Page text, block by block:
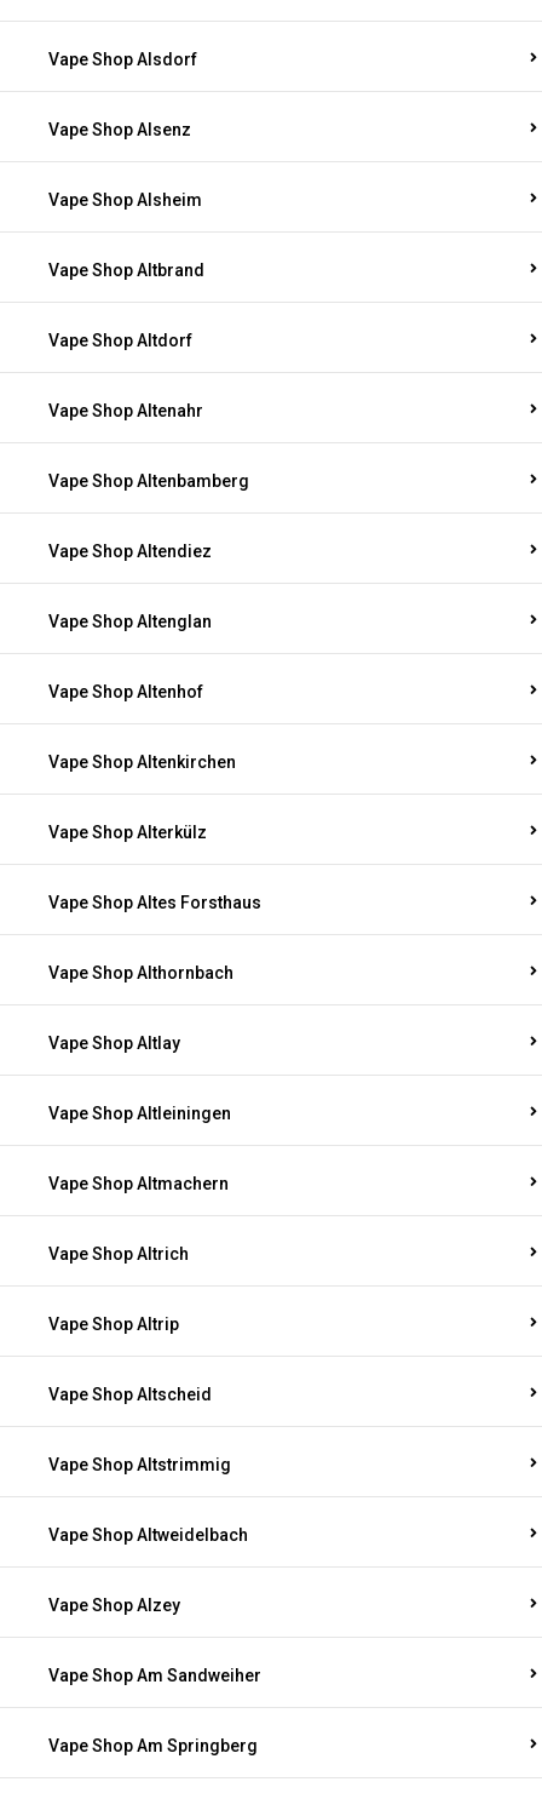
Vape Shop Alsdorf
Vape Shop Alsenz
Vape Shop Alsheim
Vape Shop Altbrand
Vape Shop Altdorf
Vape Shop Altenahr
Vape Shop Altenbamberg
Vape Shop Altendiez
Vape Shop Altenglan
Vape Shop Altenhof
Vape Shop Altenkirchen
Vape Shop Alterkülz
Vape Shop Altes Forsthaus
Vape Shop Althornbach
Vape Shop Altlay
Vape Shop Altleiningen
Vape Shop Altmachern
Vape Shop Altrich
Vape Shop Altrip
Vape Shop Altscheid
Vape Shop Altstrimmig
Vape Shop Altweidelbach
Vape Shop Alzey
Vape Shop Am Sandweiher
Vape Shop Am Springberg